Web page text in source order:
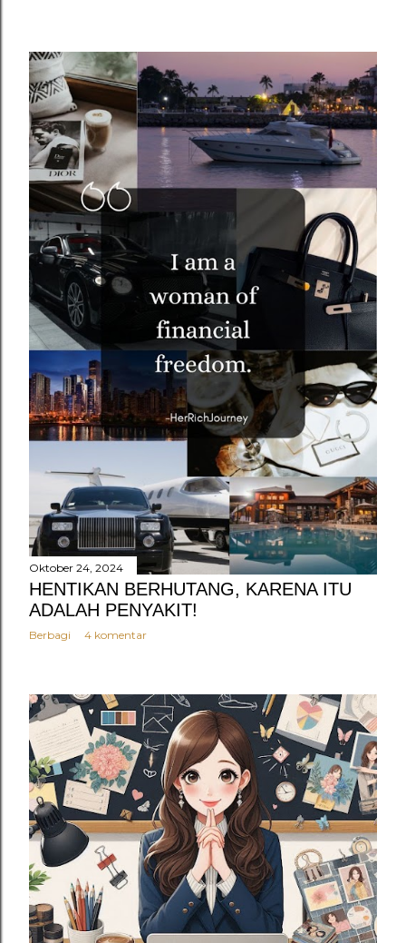
Oktober 24, 2024
HENTIKAN BERHUTANG, KARENA ITU
ADALAH PENYAKIT!
Berbagi 4 komentar